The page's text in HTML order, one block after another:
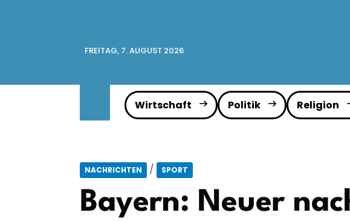
FREITAG, 7. AUGUST 2026
Wirtschaft Politik Religion
NACHRICHTEN / SPORT
Bayern: Neuer